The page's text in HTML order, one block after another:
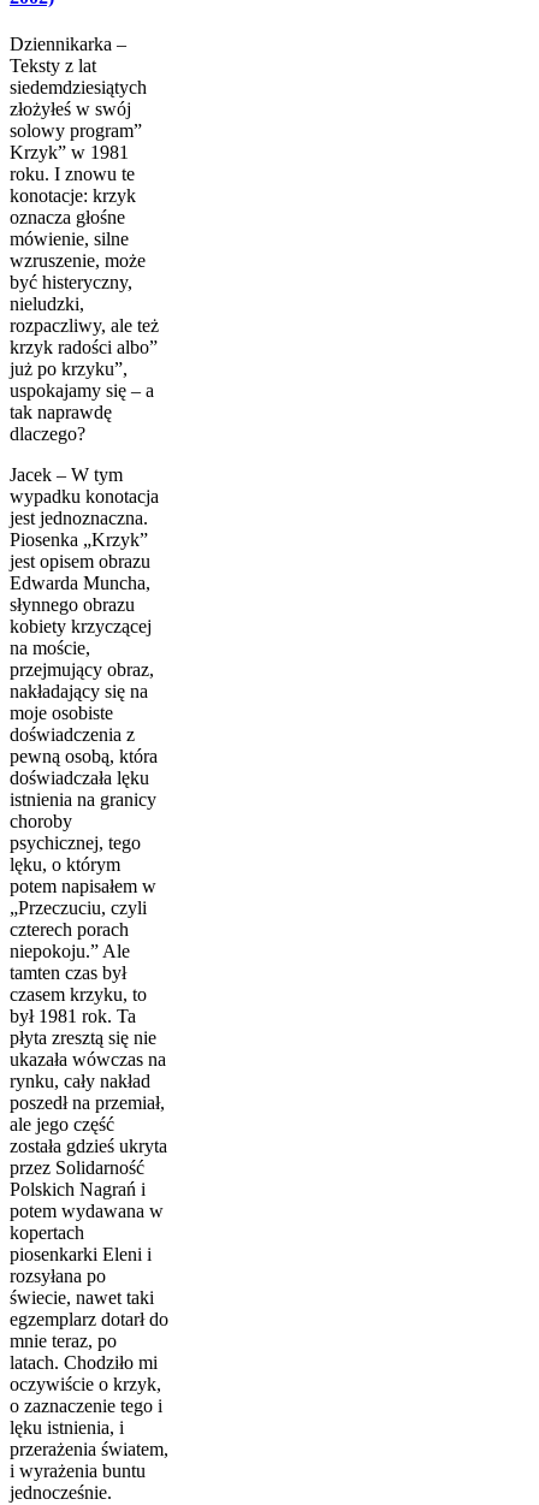
Dziennikarka –
Teksty z lat
siedemdziesiątych
złożyłeś w swój
solowy program”
Krzyk” w 1981
roku. I znowu te
konotacje: krzyk
oznacza głośne
mówienie, silne
wzruszenie, może
być histeryczny,
nieludzki,
rozpaczliwy, ale też
krzyk radości albo”
już po krzyku”,
uspokaja­my się – a
tak naprawdę
dlaczego?
Jacek – W tym
wypadku konotacja
jest jednoznaczna.
Piosenka „Krzyk”
jest opisem obrazu
Edwarda Muncha,
słynnego obrazu
kobiety krzyczącej
na moście,
przejmujący obraz,
nakładający się na
moje osobiste
doświadczenia z
pewną osobą, która
do­świadczała lęku
istnienia na granicy
choroby
psychicznej, tego
lęku, o którym
potem napisałem w
„Przeczuciu, czyli
czterech porach
niepokoju.” Ale
tamten czas był
czasem krzyku, to
był 1981 rok. Ta
płyta zresztą się nie
ukazała wówczas na
rynku, cały nakład
poszedł na przemiał,
ale jego część
została gdzieś ukryta
przez Solidarność
Polskich Nagrań i
potem wydawana w
kopertach
piosenkarki Eleni i
rozsyłana po
świecie, nawet taki
egzemplarz dotarł do
mnie teraz, po
latach. Chodziło mi
oczywiście o krzyk,
o zaznaczenie tego i
lęku istnienia, i
przerażenia światem,
i wyrażenia buntu
jednocześ­nie.